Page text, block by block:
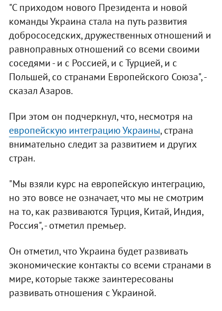
"С приходом нового Президента и новой
команды Украина стала на путь развития
добрососедских, дружественных отношений и
равноправных отношений со всеми своими
соседями - и с Россией, и с Турцией, и с
Польшей, со странами Европейского Союза", -
сказал Азаров.
При этом он подчеркнул, что, несмотря на
европейскую интеграцию Украины, страна
внимательно следит за развитием и других
стран.
"Мы взяли курс на европейскую интеграцию,
но это вовсе не означает, что мы не смотрим
на то, как развиваются Турция, Китай, Индия,
Россия", - отметил премьер.
Он отметил, что Украина будет развивать
экономические контакты со всеми странами в
мире, которые также заинтересованы
развивать отношения с Украиной.